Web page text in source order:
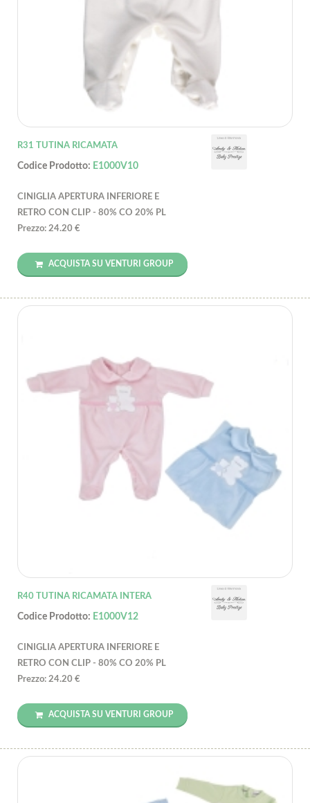
R31 TUTINA RICAMATA
Codice Prodotto: E1000V10
CINIGLIA APERTURA INFERIORE E
RETRO CON CLIP - 80% CO 20% PL
Prezzo: 24.20 €
ACQUISTA SU VENTURI GROUP
R40 TUTINA RICAMATA INTERA
Codice Prodotto: E1000V12
CINIGLIA APERTURA INFERIORE E
RETRO CON CLIP - 80% CO 20% PL
Prezzo: 24.20 €
ACQUISTA SU VENTURI GROUP